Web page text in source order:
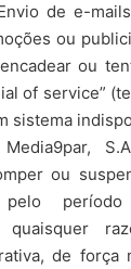
de e-
ou
ou
of service”
sistema
ou
quaisquer
de força